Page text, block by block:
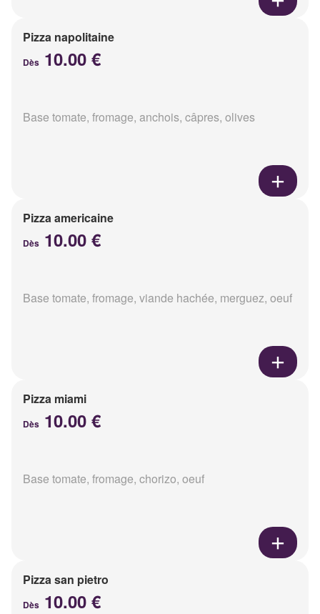
Pizza napolitaine
Dès 10.00 €
Base tomate, fromage, anchois, câpres, olives
Pizza americaine
Dès 10.00 €
Base tomate, fromage, viande hachée, merguez, oeuf
Pizza miami
Dès 10.00 €
Base tomate, fromage, chorizo, oeuf
Pizza san pietro
Dès 10.00 €